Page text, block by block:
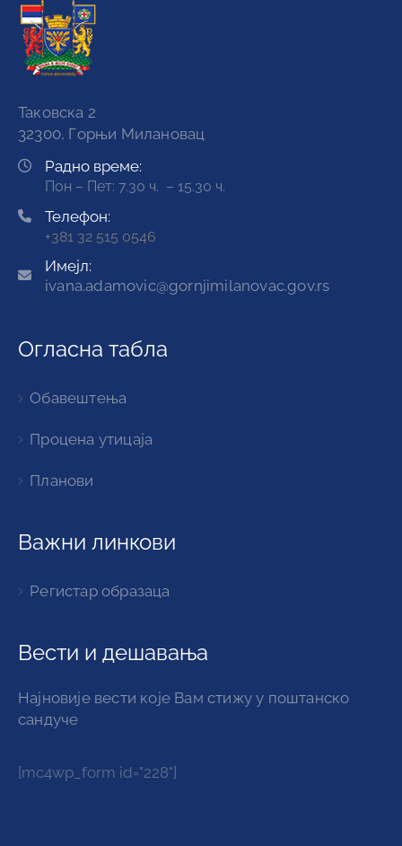
Таковска 2
32300, Горњи Милановац
Радно време:
Пон – Пет: 7.30 ч. – 15.30 ч.
Телефон:
+381 32 515 0546
Имејл:
ivana.adamovic@gornjimilanovac.gov.rs
Огласна табла
Обавештења
Процена утицаја
Планови
Важни линкови
Регистар образаца
Вести и дешавања
Најновије вести које Вам стижу у поштанско
сандуче
[mc4wp_form id="228"]